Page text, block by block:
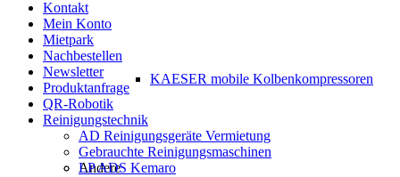
KAESER mobile Kolbenkompressoren
Andere
Kontakt
Mein Konto
Mietpark
Nachbestellen
Newsletter
Produktanfrage
QR-Robotik
Reinigungstechnik
AD Reinigungsgeräte Vermietung
Gebrauchte Reinigungsmaschinen
LP ADS Kemaro